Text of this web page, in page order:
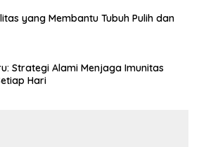
yang Membantu Tubuh Pulih dan
Strategi Alami Menjaga Imunitas
Hari